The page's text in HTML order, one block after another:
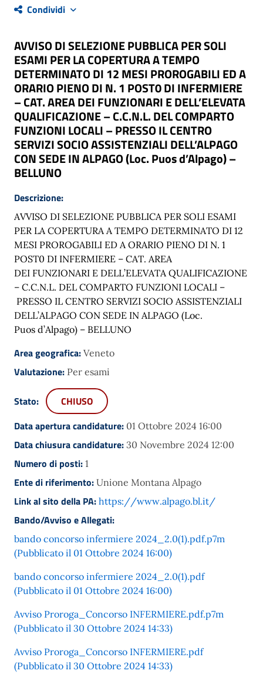
Condividi
AVVISO DI SELEZIONE PUBBLICA PER SOLI
ESAMI PER LA COPERTURA A TEMPO
DETERMINATO DI 12 MESI PROROGABILI ED A
ORARIO PIENO DI N. 1 POST0 DI INFERMIERE
– CAT. AREA DEI FUNZIONARI E DELL’ELEVATA
QUALIFICAZIONE – C.C.N.L. DEL COMPARTO
FUNZIONI LOCALI – PRESSO IL CENTRO
SERVIZI SOCIO ASSISTENZIALI DELL’ALPAGO
CON SEDE IN ALPAGO (Loc. Puos d’Alpago) –
BELLUNO
Descrizione:
AVVISO DI SELEZIONE PUBBLICA PER SOLI ESAMI
PER LA COPERTURA A TEMPO DETERMINATO DI 12
MESI PROROGABILI ED A ORARIO PIENO DI N. 1
POST0 DI INFERMIERE – CAT. AREA
DEI FUNZIONARI E DELL’ELEVATA QUALIFICAZIONE
– C.C.N.L. DEL COMPARTO FUNZIONI LOCALI –
PRESSO IL CENTRO SERVIZI SOCIO ASSISTENZIALI
DELL’ALPAGO CON SEDE IN ALPAGO (Loc.
Puos d’Alpago) – BELLUNO
Area geografica: Veneto
Valutazione: Per esami
Stato:
CHIUSO
Data apertura candidature: 01 Ottobre 2024 16:00
Data chiusura candidature: 30 Novembre 2024 12:00
Numero di posti: 1
Ente di riferimento: Unione Montana Alpago
Link al sito della PA: https://www.alpago.bl.it/
Bando/Avviso e Allegati:
bando concorso infermiere 2024_2.0(1).pdf.p7m
(Pubblicato il 01 Ottobre 2024 16:00)
bando concorso infermiere 2024_2.0(1).pdf
(Pubblicato il 01 Ottobre 2024 16:00)
Avviso Proroga_Concorso INFERMIERE.pdf.p7m
(Pubblicato il 30 Ottobre 2024 14:33)
Avviso Proroga_Concorso INFERMIERE.pdf
(Pubblicato il 30 Ottobre 2024 14:33)